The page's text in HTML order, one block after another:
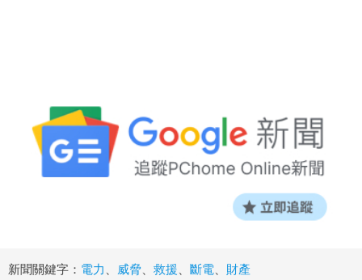
新聞關鍵字： 電力 威脅 救援 斷電 財產